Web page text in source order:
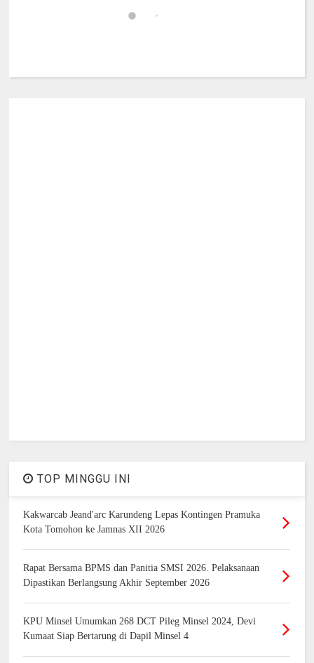
TOP MINGGU INI
Kakwarcab Jeand'arc Karundeng Lepas Kontingen Pramuka
Kota Tomohon ke Jamnas XII 2026
Rapat Bersama BPMS dan Panitia SMSI 2026. Pelaksanaan
Dipastikan Berlangsung Akhir September 2026
KPU Minsel Umumkan 268 DCT Pileg Minsel 2024, Devi
Kumaat Siap Bertarung di Dapil Minsel 4